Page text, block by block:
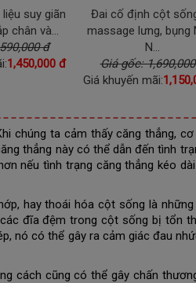
suy giãn
chân và...
đ
1,450,000 đ
Đai cố định cột
massage lưng, bụng
N...
Giá gốc:
Giá khuyến mãi:
chúng ta cảm thấy căng thẳng,
thẳng này có thể dẫn đến tình
nếu tình trạng căng thẳng kéo
hay thoái hóa cột sống là
đĩa đệm trong cột sống bị tổn
nó có thể gây ra cảm giác đau
cách cũng có thể gây chấn